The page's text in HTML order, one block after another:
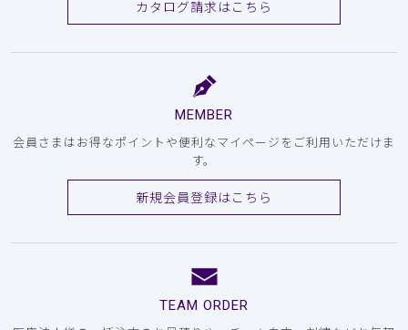
カタログ請求はこちら
MEMBER
会員さまはお得なポイントや便利なマイページをご利用いただけま
す。
新規会員登録はこちら
TEAM ORDER